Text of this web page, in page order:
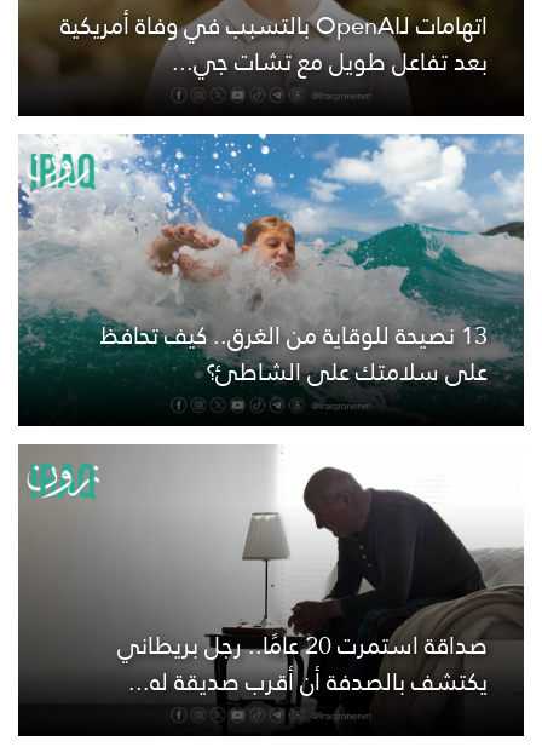
اتهامات لـOpenAI بالتسبب في وفاة أمريكية
بعد تفاعل طويل مع تشات جي...
13 نصيحة للوقاية من الغرق.. كيف تحافظ
على سلامتك على الشاطئ؟
صداقة استمرت 20 عامًا.. رجل بريطاني
يكتشف بالصدفة أن أقرب صديقة له...